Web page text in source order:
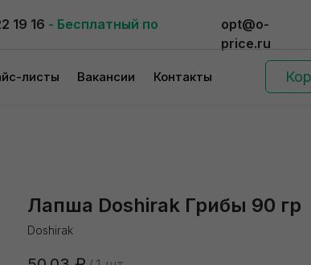
19 16 - Бесплатный по
opt@o-
price.ru
листы Вакансии Контакты
Лапша Doshirak Грибы 90 гр
Doshirak